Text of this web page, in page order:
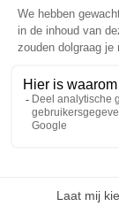
Voedingssupplement dat
evenwichtige voeding
overschrijden. Enkel